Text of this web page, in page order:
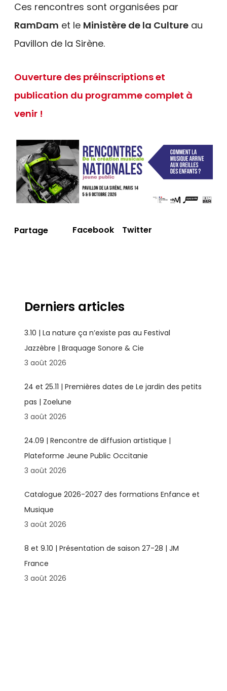
Ces rencontres sont organisées par
RamDam et le Ministère de la Culture au
Pavillon de la Sirène.
Ouverture des préinscriptions et
publication du programme complet à
venir !
Partage Facebook Twitter
Derniers articles
3.10 | La nature ça n’existe pas au Festival
Jazzèbre | Braquage Sonore & Cie
3 août 2026
24 et 25.11 | Premières dates de Le jardin des petits
pas | Zoelune
3 août 2026
24.09 | Rencontre de diffusion artistique |
Plateforme Jeune Public Occitanie
3 août 2026
Catalogue 2026-2027 des formations Enfance et
Musique
3 août 2026
8 et 9.10 | Présentation de saison 27-28 | JM
France
3 août 2026